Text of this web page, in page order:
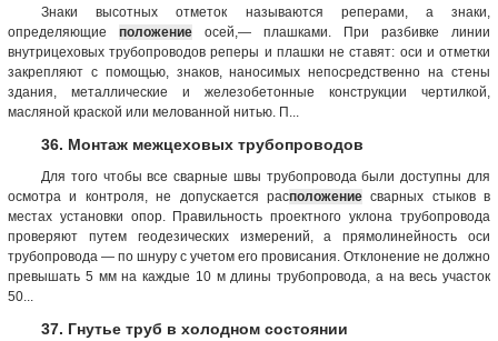
Знаки высотных отметок называются реперами, а знаки,
определяющие положение осей,— плашками. При разбивке линии
внутрицеховых трубопроводов реперы и плашки не ставят: оси и отметки
закрепляют с помощью, знаков, наносимых непосредственно на стены
здания, металлические и железобетонные конструкции чертилкой,
масляной краской или мелованной нитью. П...
36. Монтаж межцеховых трубопроводов
Для того чтобы все сварные швы трубопровода были доступны для
осмотра и контроля, не допускается расположениесварных стыков в
местах установки опор. Правильность проектного уклона трубопровода
проверяют путем геодезических измерений, а прямолинейность оси
трубопровода — по шнуру с учетом его провисания. Отклонение не должно
превышать 5 мм на каждые 10 м длины трубопровода, а на весь участок
50...
37. Гнутье труб в холодном состоянии